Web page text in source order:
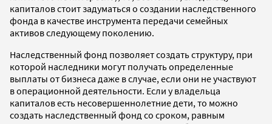
капиталов стоит задуматься о создании наследственного
фонда в качестве инструмента передачи семейных
активов следующему поколению.
Наследственный фонд позволяет создать структуру, при
которой наследники могут получать определенные
выплаты от бизнеса даже в случае, если они не участвуют
в операционной деятельности. Если у владельца
капиталов есть несовершеннолетние дети, то можно
создать наследственный фонд со сроком, равным